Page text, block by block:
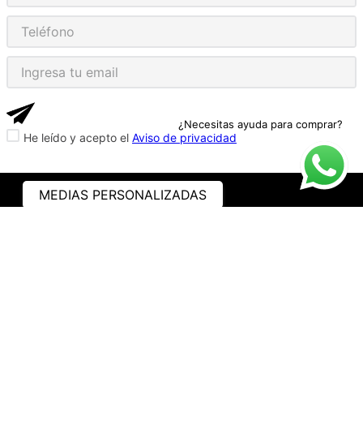
¿Necesitas ayuda para comprar?
He leído y acepto el Aviso de privacidad
MEDIAS PERSONALIZADAS